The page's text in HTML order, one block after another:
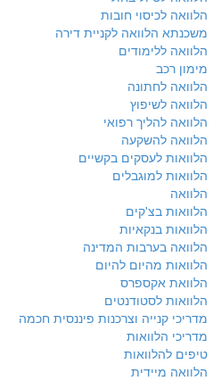
הלוואה לכיסוי חובות
משכנתא הלוואה לקניית דירה
הלוואה ללימודים
מימון רכב
הלוואה לחתונה
הלוואה לשיפוץ
הלוואה להליך רפואי
הלוואה להשקעה
הלוואות לעסקים בקשיים
הלוואות למוגבלים
הלוואה
הלוואות בצ'קים
הלוואות בנקאיות
הלוואה בערבות המדינה
הלוואות מהיום להיום
הלוואת אקספרס
הלוואות לסטודנטים
מדריכי קנייה וצרכנות פיננסית חכמה
מדריכי הלוואות
טיפים להלוואות
הלוואה מיידית